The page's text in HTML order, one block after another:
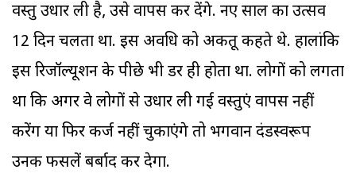
वस्तु उधार ली है, उसे वापस कर देंगे. नए साल का उत्सव
12 दिन चलता था. इस अवधि को अकीतू कहते थे. हालांकि
इस रिजॉल्यूशन के पीछे भी डर ही होता था. लोगों को लगता
था कि अगर वे लोगों से उधार ली गई वस्तुएं वापस नहीं
करेंग या फिर कर्ज नहीं चुकाएंगे तो भगवान दंडस्वरूप
उनकी फसलें बर्बाद कर देगा.